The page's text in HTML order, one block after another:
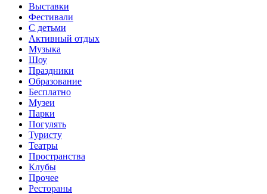
Выставки
Фестивали
С детьми
Активный отдых
Музыка
Шоу
Праздники
Образование
Бесплатно
Музеи
Парки
Погулять
Туристу
Театры
Пространства
Клубы
Прочее
Рестораны